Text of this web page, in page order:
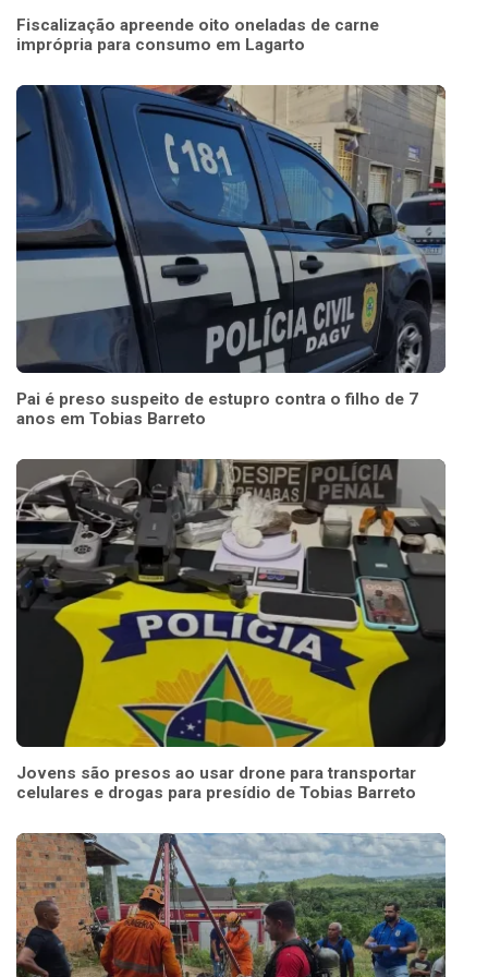
Fiscalização apreende oito oneladas de carne
imprópria para consumo em Lagarto
Pai é preso suspeito de estupro contra o filho de 7
anos em Tobias Barreto
Jovens são presos ao usar drone para transportar
celulares e drogas para presídio de Tobias Barreto